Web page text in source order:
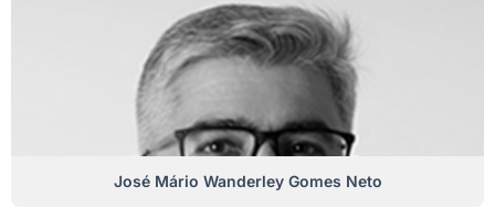
José Mário Wanderley Gomes Neto